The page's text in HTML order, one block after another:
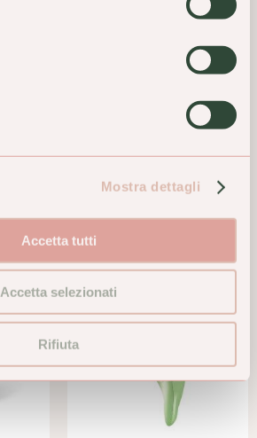
Mostra dettagli
Accetta tutti
Accetta selezionati
Rifiuta
Arkopharma Arkocapsule
Ginkgo Bio 45 Capsule
19,90 €